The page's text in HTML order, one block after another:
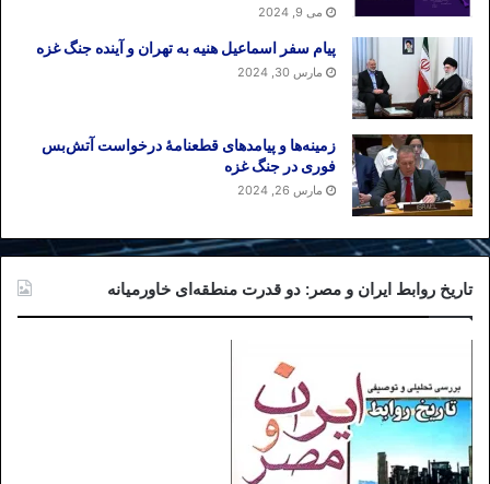
می 9, 2024
پیام سفر اسماعیل هنیه به تهران و آینده جنگ غزه
مارس 30, 2024
زمینه‌ها و پیامدهای قطعنامهٔ درخواست آتش‌بس
فوری در جنگ غزه
مارس 26, 2024
تاریخ روابط ایران و مصر: دو قدرت منطقه‌ای خاورمیانه